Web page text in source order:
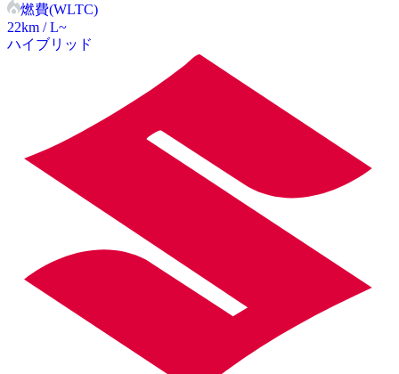
燃費(WLTC)
22km / L~
ハイブリッド